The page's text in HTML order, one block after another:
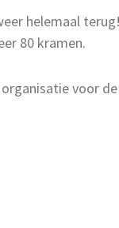
helemaal
80 kramen.
voor